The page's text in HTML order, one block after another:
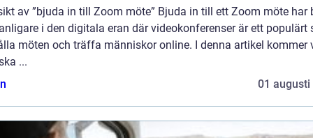
av ”bjuda in till Zoom möte” Bjuda in till ett Zoom möte har
i den digitala eran där videokonferenser är ett populärt
möten och träffa människor online. I denna artikel kommer
...
01 augusti